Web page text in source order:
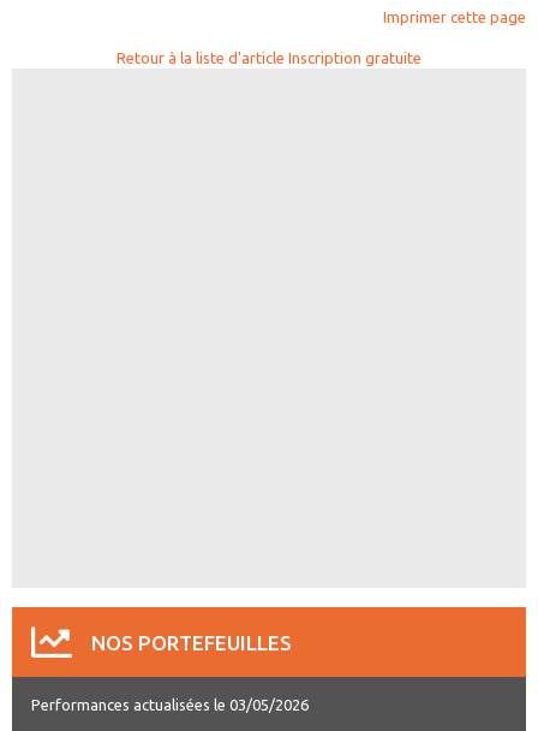
Imprimer cette page
Retour à la liste d'article Inscription gratuite
NOS PORTEFEUILLES
Performances actualisées le 03/05/2026